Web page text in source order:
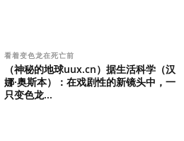
看着变色龙在死亡前
（神秘的地球uux.cn）据生活科学（汉
娜·奥斯本）：在戏剧性的新镜头中，一
只变色龙...